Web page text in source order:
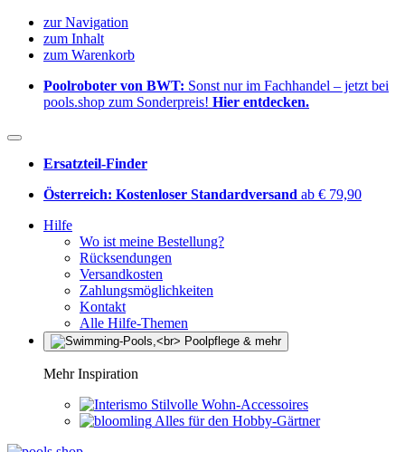
zur Navigation
zum Inhalt
zum Warenkorb
Poolroboter von BWT: Sonst nur im Fachhandel – jetzt bei
pools.shop zum Sonderpreis! Hier entdecken.
Ersatzteil-Finder
Österreich: Kostenloser Standardversand ab € 79,90
Hilfe
Wo ist meine Bestellung?
Rücksendungen
Versandkosten
Zahlungsmöglichkeiten
Kontakt
Alle Hilfe-Themen
Mehr Inspiration
Stilvolle Wohn-Accessoires
Alles für den Hobby-Gärtner